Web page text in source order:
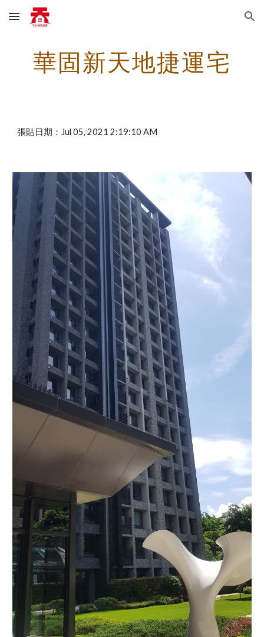
Skip to main content Skip to navigation
華固新天地捷運宅
張貼日期：Jul 05, 2021 2:19:10 AM